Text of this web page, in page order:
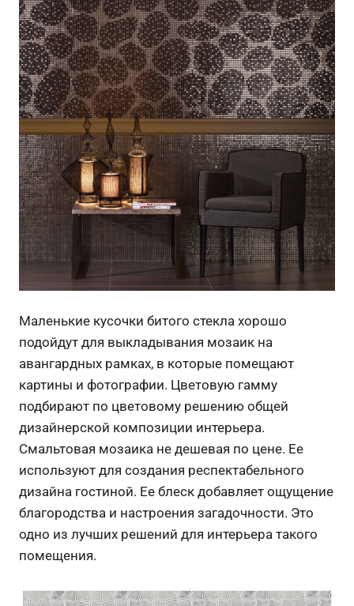
Маленькие кусочки битого стекла хорошо
подойдут для выкладывания мозаик на
авангардных рамках, в которые помещают
картины и фотографии. Цветовую гамму
подбирают по цветовому решению общей
дизайнерской композиции интерьера.
Смальтовая мозаика не дешевая по цене. Ее
используют для создания респектабельного
дизайна гостиной. Ее блеск добавляет ощущение
благородства и настроения загадочности. Это
одно из лучших решений для интерьера такого
помещения.